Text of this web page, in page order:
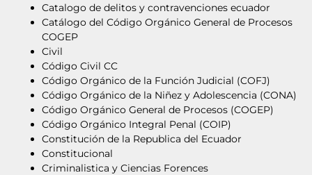
Catalogo de delitos y contravenciones ecuador
Catálogo del Código Orgánico General de Procesos
COGEP
Civil
Código Civil CC
Código Orgánico de la Función Judicial (COFJ)
Código Orgánico de la Niñez y Adolescencia (CONA)
Código Orgánico General de Procesos (COGEP)
Código Orgánico Integral Penal (COIP)
Constitución de la Republica del Ecuador
Constitucional
Criminalistica y Ciencias Forences